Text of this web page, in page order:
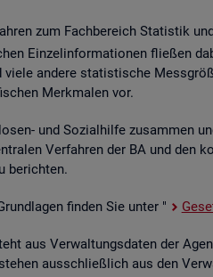
zum Fach­be­reich Sta­tis­tik
Ein­zel­in­for­ma­tio­nen flie­ßen
viele an­de­re sta­tis­ti­sche
Merk­ma­len vor.
und So­zi­al­hil­fe zu­sam­men
Ver­fah­ren der BA und
be­rich­ten.
fin­den Sie unter "
aus Ver­wal­tungs­da­ten der
aus­schlie­ß­lich aus den